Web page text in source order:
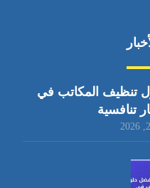
تنظيف المكاتب في
تنافسية